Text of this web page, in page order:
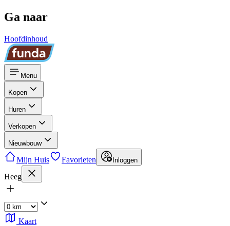
Ga naar
Hoofdinhoud
Menu
Kopen
Huren
Verkopen
Nieuwbouw
Mijn Huis Favorieten Inloggen
Heeg
Kaart